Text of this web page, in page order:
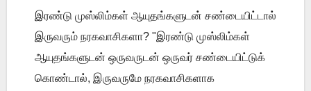
இரண்டு முஸ்லிம்கள் ஆயுதங்களுடன் சண்டையிட்டால்
இருவரும் நரகவாசிகளா? "இரண்டு முஸ்லிம்கள்
ஆயுதங்களுடன் ஒருவருடன் ஒருவர் சண்டையிட்டுக்
கொண்டால், இருவருமே நரகவாசிகளாக